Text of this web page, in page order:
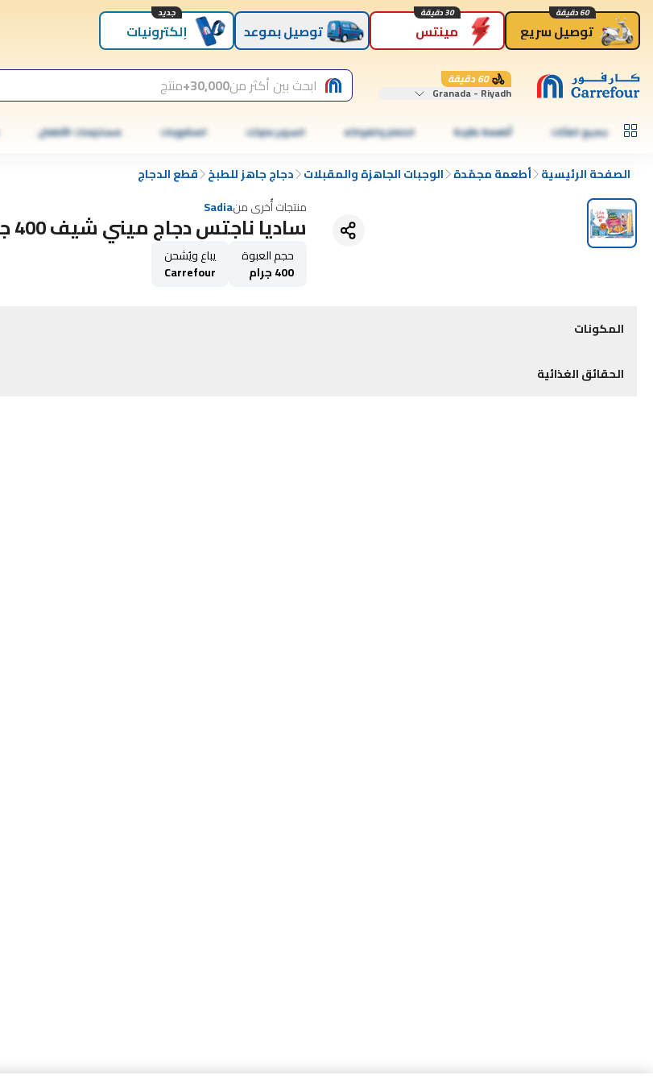
توصيل سريع
60 دقيقة
مينتس
30 دقيقة
توصيل بموعد إلكترونيات
جديد
60 دقيقة
Granada - Riyadh ابحث بين أكثر من30,000+ منتج
جميع الفئات أطعمة طازجة الخضار والفواكه السوبر ماركت المشروبات مستلزمات الأطفال
الصفحة الرئيسية أطعمة مجمّدة الوجبات الجاهزة والمقبلات دجاج جاهز للطبخ قطع الدجاج
منتجات أُخرى منSadia
ساديا ناجتس دجاج ميني شيف 400 جرام
حجم العبوة
400 جرام
يباع ويُشحن
Carrefour
المكونات
الحقائق الغذائية